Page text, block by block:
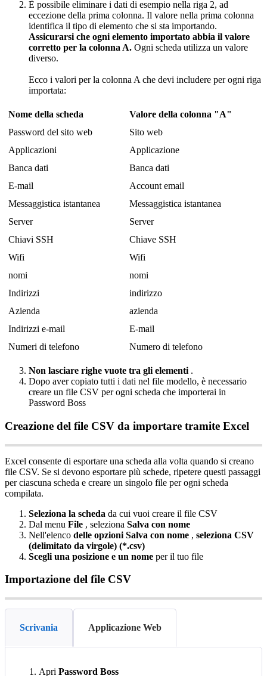
È possibile eliminare i dati di esempio nella riga 2, ad
eccezione della prima colonna. Il valore nella prima colonna
identifica il tipo di elemento che si sta importando.
Assicurarsi che ogni elemento importato abbia il valore
corretto per la colonna A. Ogni scheda utilizza un valore
diverso.
Ecco i valori per la colonna A che devi includere per ogni riga
importata:
Nome della scheda Valore della colonna "A"
Password del sito web Sito web
Applicazioni
Applicazione
Banca dati Banca dati
E-mail Account email
Messaggistica istantanea Messaggistica istantanea
Server
Server
Chiavi SSH Chiave SSH
Wifi
Wifi
nomi
nomi
Indirizzi
indirizzo
Azienda
azienda
Indirizzi e-mail E-mail
Numeri di telefono Numero di telefono
Non lasciare righe vuote tra gli elementi .
Dopo aver copiato tutti i dati nel file modello, è necessario
creare un file CSV per ogni scheda che importerai in
Password Boss
Creazione del file CSV da importare tramite Excel
Excel consente di esportare una scheda alla volta quando si creano
file CSV. Se si devono esportare più schede, ripetere questi passaggi
per ciascuna scheda e creare un singolo file per ogni scheda
compilata.
Seleziona la scheda da cui vuoi creare il file CSV
Dal menu File , seleziona Salva con nome
Nell'elenco delle opzioni Salva con nome , seleziona CSV
(delimitato da virgole) (*.csv)
Scegli una posizione e un nome per il tuo file
Importazione del file CSV
Scrivania Applicazione Web
Apri Password Boss